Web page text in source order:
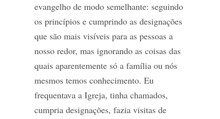
evangelho de modo semelhante: seguindo
os princípios e cumprindo as designações
que são mais visíveis para as pessoas a
nosso redor, mas ignorando as coisas das
quais aparentemente só a família ou nós
mesmos temos conhecimento. Eu
frequentava a Igreja, tinha chamados,
cumpria designações, fazia visitas de